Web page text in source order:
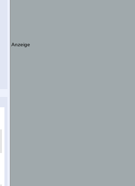
Anzeige